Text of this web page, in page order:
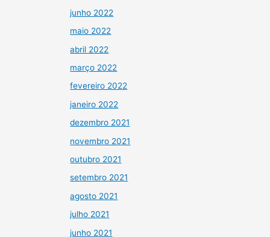
junho 2022
maio 2022
abril 2022
março 2022
fevereiro 2022
janeiro 2022
dezembro 2021
novembro 2021
outubro 2021
setembro 2021
agosto 2021
julho 2021
junho 2021